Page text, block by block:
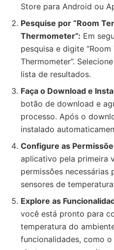
Store para Android ou
Pesquise por “Room
Thermometer”: Em
pesquisa e digite
Thermometer”.
lista de resultados.
Faça o Download e
botão de download e
processo. Após o
instalado
Configure as
aplicativo pela primeira
permissões necessárias
sensores de
Explore as
você está pronto para
temperatura do
funcionalidades, como